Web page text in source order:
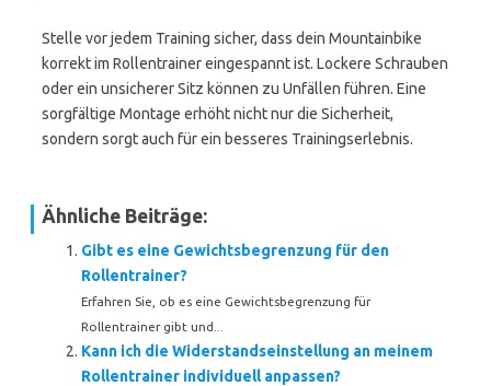
Stelle vor jedem Training sicher, dass dein Mountainbike
korrekt im Rollentrainer eingespannt ist. Lockere Schrauben
oder ein unsicherer Sitz können zu Unfällen führen. Eine
sorgfältige Montage erhöht nicht nur die Sicherheit,
sondern sorgt auch für ein besseres Trainingserlebnis.
Ähnliche Beiträge:
Gibt es eine Gewichtsbegrenzung für den
Rollentrainer?
Erfahren Sie, ob es eine Gewichtsbegrenzung für
Rollentrainer gibt und...
Kann ich die Widerstandseinstellung an meinem
Rollentrainer individuell anpassen?